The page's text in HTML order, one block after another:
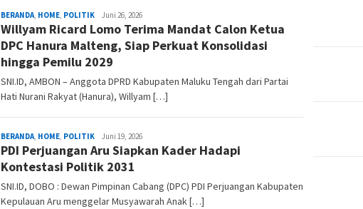
BERANDA, HOME, POLITIK Suara
Nusa
Juni 26, 2026
Willyam Ricard Lomo Terima Mandat Calon Ketua
DPC Hanura Malteng, Siap Perkuat Konsolidasi
hingga Pemilu 2029
SNI.ID, AMBON – Anggota DPRD Kabupaten Maluku Tengah dari Partai
Hati Nurani Rakyat (Hanura), Willyam […]
BERANDA, HOME, POLITIK Suara
Nusa
Juni 19, 2026
PDI Perjuangan Aru Siapkan Kader Hadapi
Kontestasi Politik 2031
SNI.ID, DOBO : Dewan Pimpinan Cabang (DPC) PDI Perjuangan Kabupaten
Kepulauan Aru menggelar Musyawarah Anak […]